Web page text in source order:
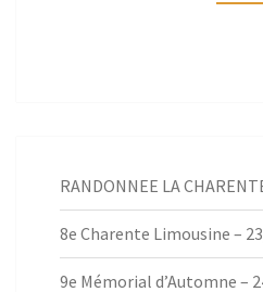
RANDONNEE LA
8e Charente Limousine –
9e Mémorial d’Automne –